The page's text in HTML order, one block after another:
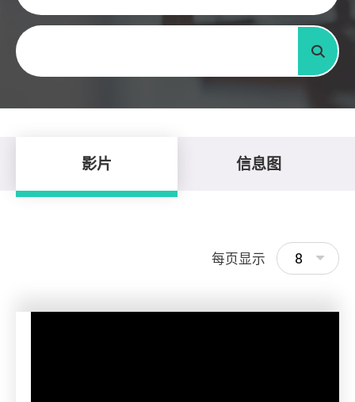
关键字
搜寻
影片 信息图
每页显示 8